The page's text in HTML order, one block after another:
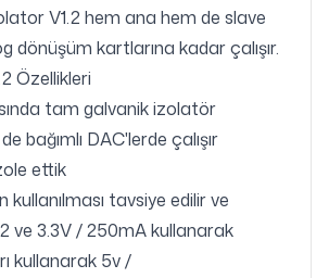
V1.2 hem ana hem de slave
dönüşüm kartlarına kadar çalışır.
Özellikleri
tam galvanik izolatör
bağımlı DAC'lerde çalışır
ettik
kullanılması tavsiye edilir ve
ve 3.3V / 250mA kullanarak
kullanarak 5v /